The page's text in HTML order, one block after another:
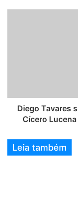
Diego Tavares
Cícero
Leia também